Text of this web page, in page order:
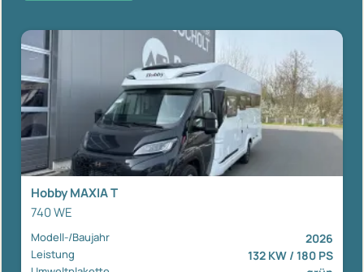
Hobby MAXIA T
740 WE
Modell-/Baujahr 2026
Leistung 132 KW / 180 PS